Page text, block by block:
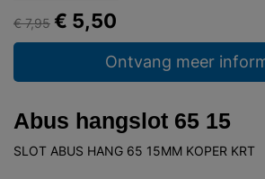
€ 7,95 € 5,50
Ontvang meer
Abus hangslot 65 15
SLOT ABUS HANG 65 15MM KOPER KRT